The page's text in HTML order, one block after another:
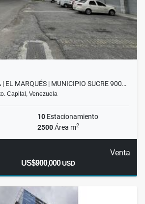
| EL MARQUÉS | MUNICIPIO SUCRE 900…
Capital, Venezuela
10 Estacionamiento
2500Área m2
Venta
US$900,000USD